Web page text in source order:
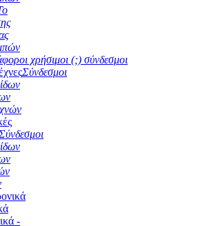
χρήσιμοι (;) σύνδεσμοι
Σύνδεσμοι
-